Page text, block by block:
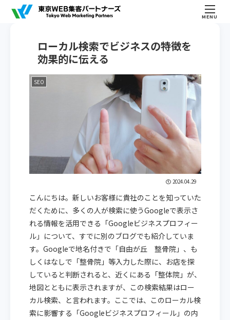
MENU
ローカル検索でビジネスの特徴を
効果的に伝える
SEO
2024.04.29
こんにちは。新しいお客様に貴社のことを知っていた
だくために、多くの人が検索に使うGoogleで表示さ
れる情報を活用できる「Googleビジネスプロフィー
ル」について、すでに別のブログでも紹介していま
す。Googleで地名付きで「自由が丘 整骨院」、も
しくはなしで「整骨院」等入力した際に、お店を探
していると判断されると、近くにある「整体院」が、
地図とともに表示されますが、この検索結果はロー
カル検索、と言われます。ここでは、このローカル検
索に影響する「Googleビジネスプロフィール」の内